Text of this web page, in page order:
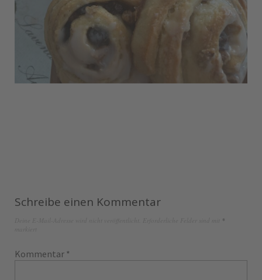
Schreibe einen Kommentar
*
Kommentar *